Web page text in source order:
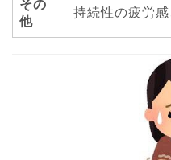
その
他
持続性の疲労